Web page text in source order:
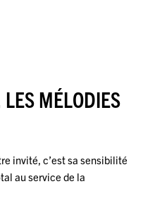
MÉLODIES
invité, c’est sa sensibilité
au service de la